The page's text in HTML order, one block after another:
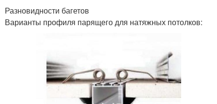
Разновидности багетов
Варианты профиля парящего для натяжных потолков: